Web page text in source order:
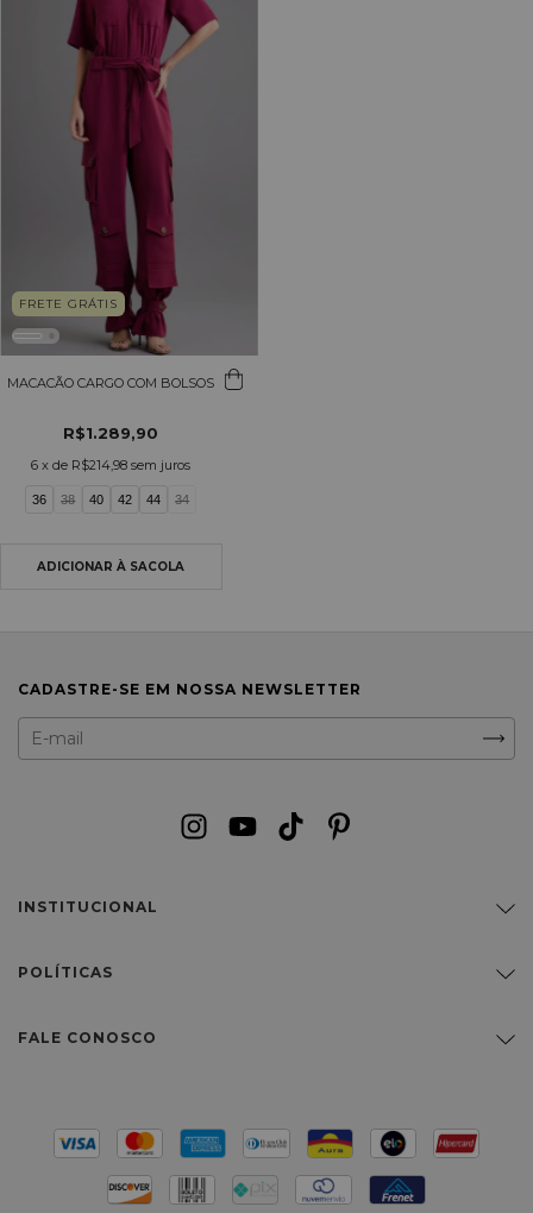
FRETE GRÁTIS
MACACÃO CARGO COM BOLSOS
R$1.289,90
6 x de R$214,98 sem juros
36 38 40 42 44 34
CADASTRE-SE EM NOSSA NEWSLETTER
INSTITUCIONAL
POLÍTICAS
FALE CONOSCO